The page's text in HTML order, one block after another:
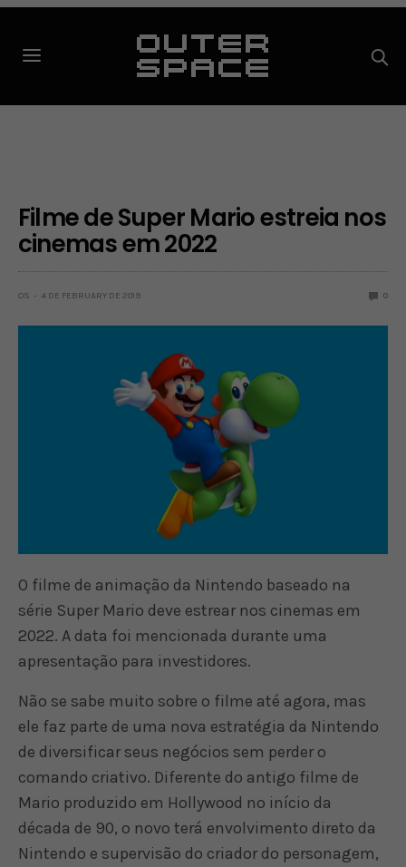
Filme de Super Mario estreia nos
cinemas em 2022
OS 4 DE FEBRUARY DE 2019 0
O filme de animação da Nintendo baseado na
série Super Mario deve estrear nos cinemas em
2022. A data foi mencionada durante uma
apresentação para investidores.
Não se sabe muito sobre o filme até agora, mas
ele faz parte de uma nova estratégia da Nintendo
de diversificar seus negócios sem perder o
comando criativo. Diferente do antigo filme de
Mario produzido em Hollywood no início da
década de 90, o novo terá envolvimento direto da
Nintendo e supervisão do criador do personagem,